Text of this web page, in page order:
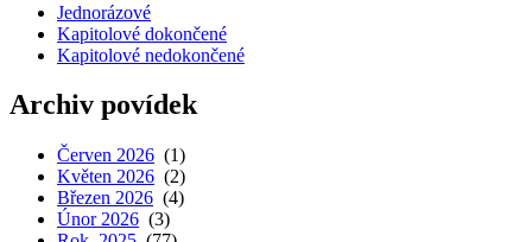
Jednorázové
Kapitolové dokončené
Kapitolové nedokončené
Archiv povídek
Červen 2026 (1)
Květen 2026 (2)
Březen 2026 (4)
Únor 2026 (3)